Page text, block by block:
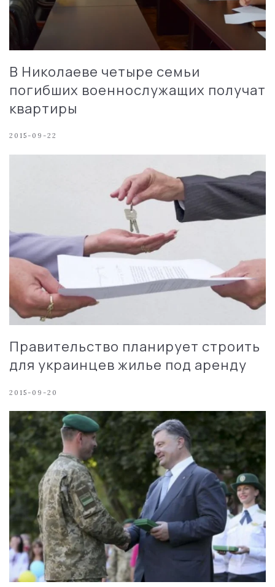
В Николаеве четыре семьи
погибших военнослужащих получат
квартиры
2015-09-22
Правительство планирует строить
для украинцев жилье под аренду
2015-09-20